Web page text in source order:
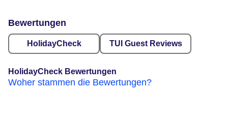
Bewertungen
HolidayCheck TUI Guest Reviews
HolidayCheck Bewertungen
Woher stammen die Bewertungen?